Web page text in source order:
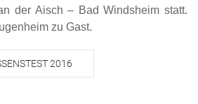
der Aisch – Bad Windsheim statt.
zu Gast.
2016